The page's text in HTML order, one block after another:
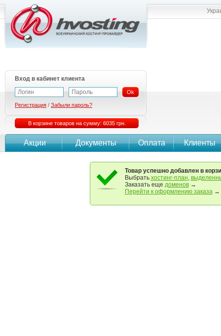
Вход в кабинет клиента
Ok
Регистрация / Забыли пароль?
В корзине товаров на сумму: 6035 грн.
Акции Документы Оплата Клиенты
Товар успешно добавлен в
Выбрать хостинг-план,
Заказать еще доменов→
Перейти к оформлению заказа→